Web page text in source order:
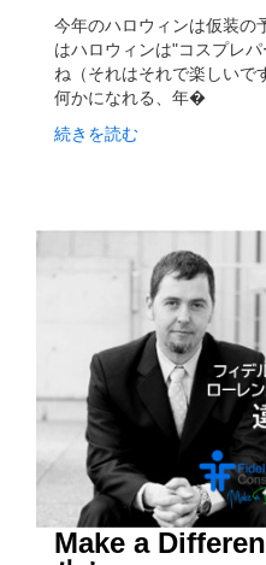
今年のハロウィンは仮装の
はハロウィンは"コスプレ
ね（それはそれで楽しいで
何かになれる、年�
続きを読む
Make a